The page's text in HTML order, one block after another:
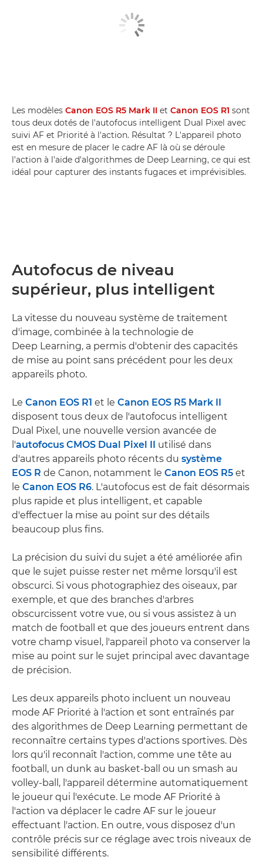
Les modèles Canon EOS R5 Mark II et Canon EOS R1 sont
tous deux dotés de l'autofocus intelligent Dual Pixel avec
suivi AF et Priorité à l'action. Résultat ? L'appareil photo
est en mesure de placer le cadre AF là où se déroule
l'action à l'aide d'algorithmes de Deep Learning, ce qui est
idéal pour capturer des instants fugaces et imprévisibles.
Autofocus de niveau
supérieur, plus intelligent
La vitesse du nouveau système de traitement
d'image, combinée à la technologie de
Deep Learning, a permis d'obtenir des capacités
de mise au point sans précédent pour les deux
appareils photo.
Le Canon EOS R1 et le Canon EOS R5 Mark II
disposent tous deux de l'autofocus intelligent
Dual Pixel, une nouvelle version avancée de
l'autofocus CMOS Dual Pixel II
utilisé dans
d'autres appareils photo récents du système
EOS R de Canon, notamment le Canon EOS R5 et
le Canon EOS R6. L'autofocus est de fait désormais
plus rapide et plus intelligent, et capable
d'effectuer la mise au point sur des détails
beaucoup plus fins.
La précision du suivi du sujet a été améliorée afin
que le sujet puisse rester net même lorsqu'il est
obscurci. Si vous photographiez des oiseaux, par
exemple, et que des branches d'arbres
obscurcissent votre vue, ou si vous assistez à un
match de football et que des joueurs entrent dans
votre champ visuel, l'appareil photo va conserver la
mise au point sur le sujet principal avec davantage
de précision.
Les deux appareils photo incluent un nouveau
mode AF Priorité à l'action et sont entraînés par
des algorithmes de Deep Learning permettant de
reconnaître certains types d'actions sportives. Dès
lors qu'il reconnaît l'action, comme une tête au
football, un dunk au basket-ball ou un smash au
volley-ball, l'appareil détermine automatiquement
le joueur qui l'exécute. Le mode AF Priorité à
l'action va déplacer le cadre AF sur le joueur
effectuant l'action. En outre, vous disposez d'un
contrôle précis sur ce réglage avec trois niveaux de
sensibilité différents.